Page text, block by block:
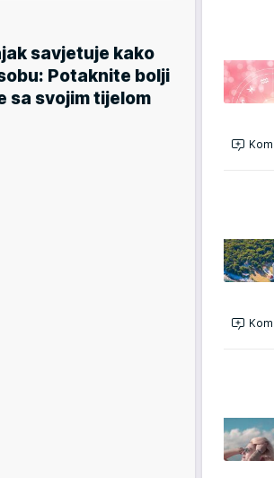
savjetuje kako
Potaknite bolji
sa svojim tijelom